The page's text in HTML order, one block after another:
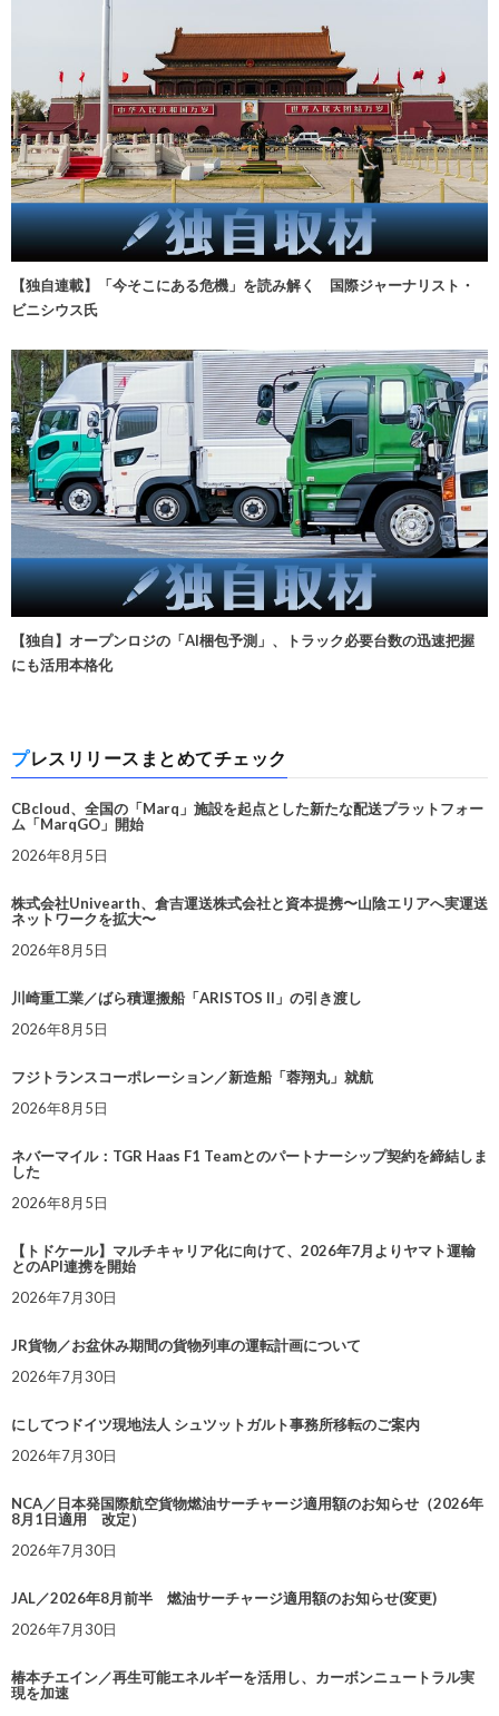
【独自連載】「今そこにある危機」を読み解く 国際ジャーナリスト・
ビニシウス氏
【独自】オープンロジの「AI梱包予測」、トラック必要台数の迅速把握
にも活用本格化
プレスリリースまとめてチェック
CBcloud、全国の「Marq」施設を起点とした新たな配送プラットフォー
ム「MarqGO」開始
2026年8月5日
株式会社Univearth、倉吉運送株式会社と資本提携〜山陰エリアへ実運送
ネットワークを拡大〜
2026年8月5日
川崎重工業／ばら積運搬船「ARISTOS II」の引き渡し
2026年8月5日
フジトランスコーポレーション／新造船「蓉翔丸」就航
2026年8月5日
ネバーマイル：TGR Haas F1 Teamとのパートナーシップ契約を締結しま
した
2026年8月5日
【トドケール】マルチキャリア化に向けて、2026年7月よりヤマト運輸
とのAPI連携を開始
2026年7月30日
JR貨物／お盆休み期間の貨物列車の運転計画について
2026年7月30日
にしてつドイツ現地法人 シュツットガルト事務所移転のご案内
2026年7月30日
NCA／日本発国際航空貨物燃油サーチャージ適用額のお知らせ（2026年
8月1日適用 改定）
2026年7月30日
JAL／2026年8月前半 燃油サーチャージ適用額のお知らせ(変更)
2026年7月30日
椿本チエイン／再生可能エネルギーを活用し、カーボンニュートラル実
現を加速